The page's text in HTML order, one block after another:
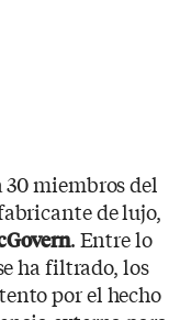
miembros del
de lujo,
. Entre lo
ha filtrado, los
por el hecho